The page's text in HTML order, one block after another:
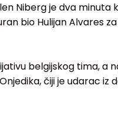
Niberg je dva minuta
bio Hulijan Alvares
belgijskog tima, a
čiji je udarac iz